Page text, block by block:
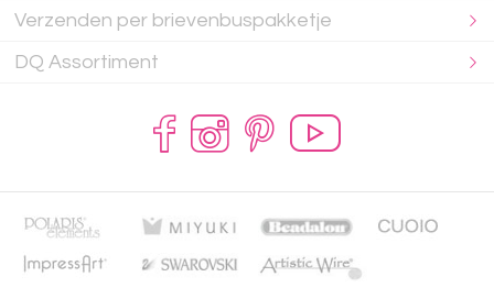
Verzenden per brievenbuspakketje
DQ Assortiment